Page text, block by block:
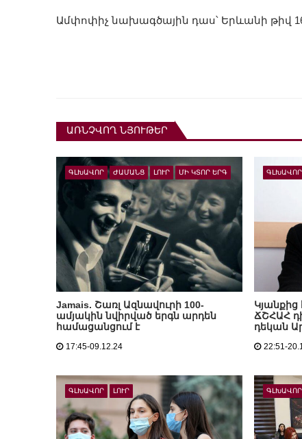
Ամփոփիչ նախագծային դաս՝ Երևանի թիվ
ԱՌՆՉՎՈՂ ՆՅՈՒԹԵՐ
ԳԼԽԱՎՈՐ ԺԱՄԱՆՑ ԼՈՒՐ ՄԻ ԿՏՈՐ ԵՐԳ
Jamais. Շառլ Ազնավուրի 100-
ամյակին նվիրված երգն արդեն
համացանցում է
17:45-09.12.24
ԳԼԽԱՎՈՐ
Կյանքից
ՃՇՀԱՀ
դեկան
22:51-
ԳԼԽԱՎՈՐ ԼՈՒՐ ԳԼԽԱՎՈՐ